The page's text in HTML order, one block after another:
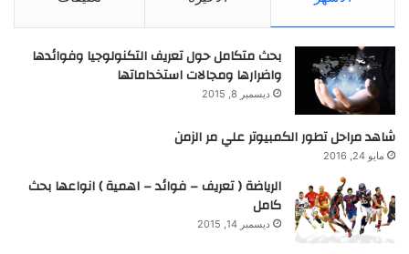
بحث متكامل حول تعريف التكنولوجيا وفوائدها
واضرارها ومجالات استخداماتها
ديسمبر 8, 2015
شاهد مراحل تطور الكمبيوتر علي مر الزمن
مايو 24, 2016
الرياضة ( تعريف – فوائد – اهمية ) انواعها بحث
كامل
ديسمبر 14, 2015